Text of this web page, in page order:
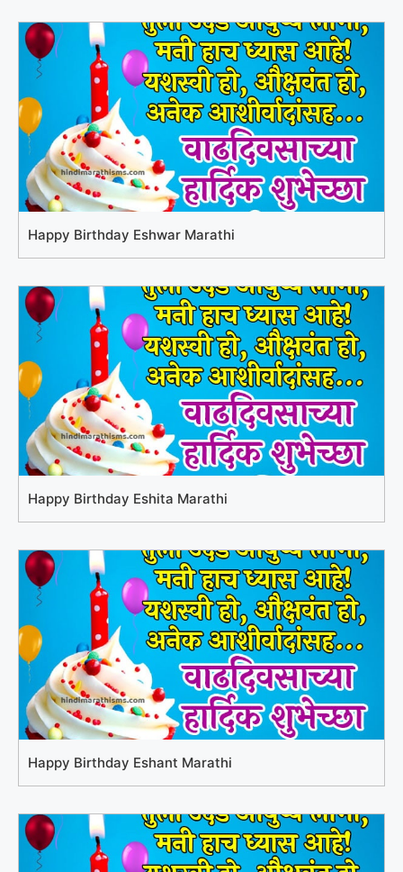
Happy Birthday Eshwar Marathi
Happy Birthday Eshita Marathi
Happy Birthday Eshant Marathi